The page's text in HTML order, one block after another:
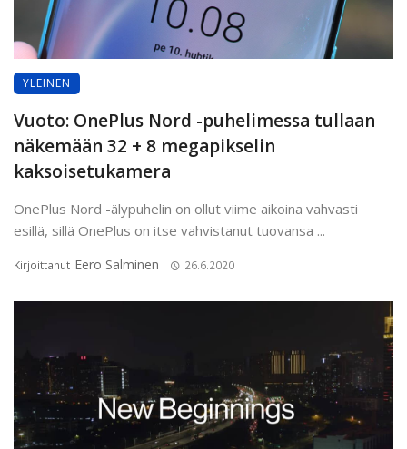
YLEINEN
Vuoto: OnePlus Nord -puhelimessa tullaan
näkemään 32 + 8 megapikselin
kaksoisetukamera
OnePlus Nord -älypuhelin on ollut viime aikoina vahvasti
esillä, sillä OnePlus on itse vahvistanut tuovansa ...
Kirjoittanut Eero Salminen 26.6.2020